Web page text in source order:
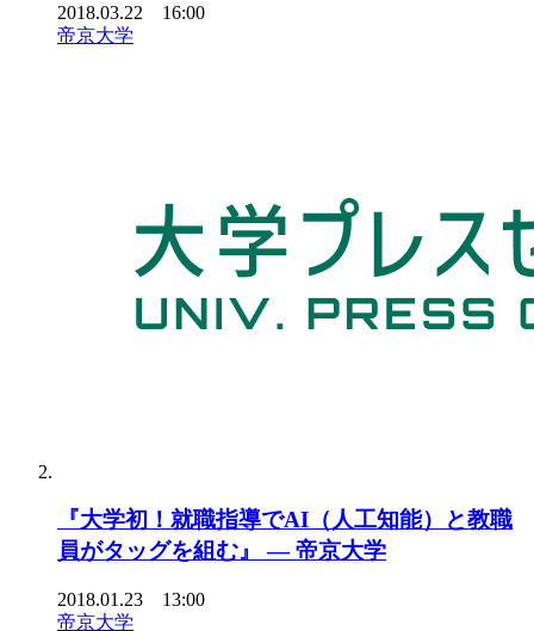
2018.03.22 16:00
帝京大学
『大学初！就職指導でAI（人工知能）と教職
員がタッグを組む』 — 帝京大学
2018.01.23 13:00
帝京大学